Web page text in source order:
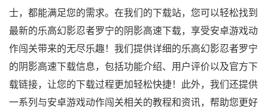
士，都能满足您的需求。在我们的下载站，您可以轻松找到
最新的乐高幻影忍者罗宁的阴影高速下载，享受安卓游戏动
作闯关带来的无尽乐趣！我们提供详细的乐高幻影忍者罗宁
的阴影高速下载信息，包括功能介绍、用户评价以及官方下
载链接，让您的下载过程更加轻松快捷！此外，我们还提供
一系列与安卓游戏动作闯关相关的教程和资讯，帮助您更好